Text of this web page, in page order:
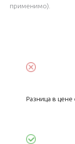
применимо).
Разница в